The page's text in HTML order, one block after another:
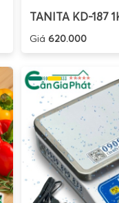
TANITA KD-187
Giá620.000